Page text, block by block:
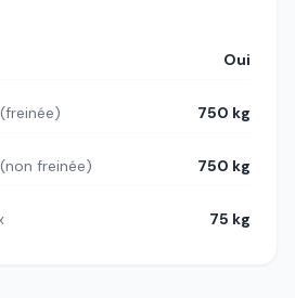
Oui
750 kg
freinée) 750 kg
75 kg